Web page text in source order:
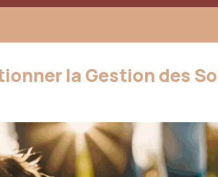
la Gestion des